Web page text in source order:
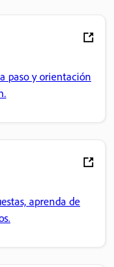
paso y orientación
aprenda de